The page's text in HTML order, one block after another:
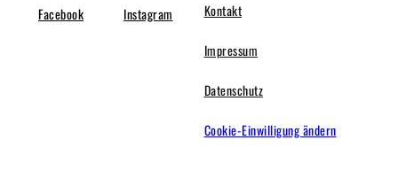
Facebook Instagram Kontakt
Impressum
Datenschutz
Cookie-Einwilligung ändern